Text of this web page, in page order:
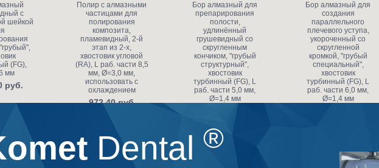
с
шейкой
(FG),
мм
руб.
Полир с алмазными
частицами для
полирования
композита,
пламевидный, 2-й
этап из 2-х,
хвостовик угловой
(RA), L раб. части 8,5
мм, Ø=3,0 мм,
использовать с
охлаждением
972.40 руб.
Бор алмазный для
препарирования
полости,
удлинённый
грушевидный со
скругленным
кончиком, "грубый
структурный",
хвостовик
турбинный (FG), L
раб. части 5,0 мм,
Ø=1,4 мм
Бор алмазный для
создания
параллельного
плечевого уступа,
укороченный со
скругленной
кромкой, "грубый
специальный",
хвостовик
турбинный (FG), L
раб. части 6,0 мм,
Ø=1,4 мм
Dental ®